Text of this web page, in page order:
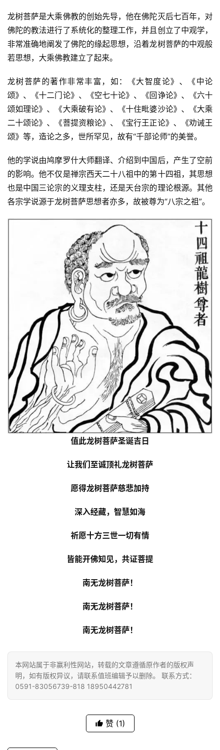
龙树菩萨是大乘佛教的创始先导，他在佛陀灭后七百年，对
佛陀的教法进行了系统化的整理工作，并且创立了中观学，
非常准确地阐发了佛陀的缘起思想，沿着龙树菩萨的中观般
若思想，大乘佛教建立了起来。
龙树菩萨的著作非常丰富，如：《大智度论》、《中论
颂》、《十二门论》、《空七十论》、《回诤论》、《六十
颂如理论》、《大乘破有论》、《十住毗婆沙论》、《大乘
二十颂论》、《菩提资粮论》、《宝行王正论》、《劝诫王
颂》等，造论之多，世所罕见，故有“千部论师”的美誉。
他的学说由鸠摩罗什大师翻译、介绍到中国后，产生了空前
的影响。他不仅是禅宗西天二十八祖中的第十四祖，其思想
也是中国三论宗的义理支柱，还是天台宗的理论根源。其他
各宗学说源于龙树菩萨思想者亦多，故被尊为“八宗之祖”。
值此龙树菩萨圣诞吉日
让我们至诚顶礼龙树菩萨
愿得龙树菩萨慈悲加持
深入经藏，智慧如海
祈愿十方三世一切有情
皆能开佛知见，共证菩提
南无龙树菩萨！
南无龙树菩萨！
南无龙树菩萨！
本网站属于非赢利性网站，转载的文章遵循原作者的版权声
明，如有版权异议，请联系值班编辑予以删除。 联系方式：
0591-83056739-818 18950442781
赞 (1)